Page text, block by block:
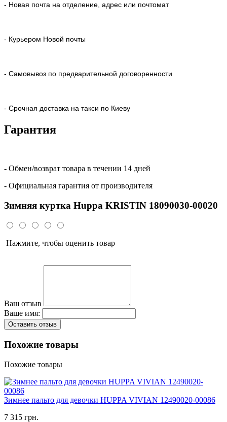
- Новая почта на отделение, адрес или почтомат
- Курьером Новой почты
- Самовывоз по предварительной договоренности
- Срочная доставка на такси по Киеву
Гарантия
- Обмен/возврат товара в течении 14 дней
- Официальная гарантия от производителя
Зимняя куртка Huppa KRISTIN 18090030-00020
Нажмите, чтобы оценить товар
Ваш отзыв
Ваше имя:
Оставить отзыв
Похожие товары
Похожие товары
Зимнее пальто для девочки HUPPA VIVIAN 12490020-00086
7 315 грн.